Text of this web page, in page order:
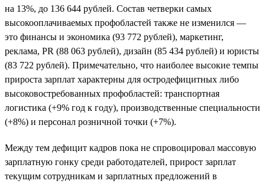
на 13%, до 136 644 рублей. Состав четверки самых
высокооплачиваемых профобластей также не изменился —
это финансы и экономика (93 772 рублей), маркетинг,
реклама, PR (88 063 рублей), дизайн (85 434 рублей) и юристы
(83 722 рублей). Примечательно, что наиболее высокие темпы
прироста зарплат характерны для остродефицитных либо
высоковостребованных профобластей: транспортная
логистика (+9% год к году), производственные специальности
(+8%) и персонал розничной точки (+7%).
Между тем дефицит кадров пока не спровоцировал массовую
зарплатную гонку среди работодателей, прирост зарплат
текущим сотрудникам и зарплатных предложений в